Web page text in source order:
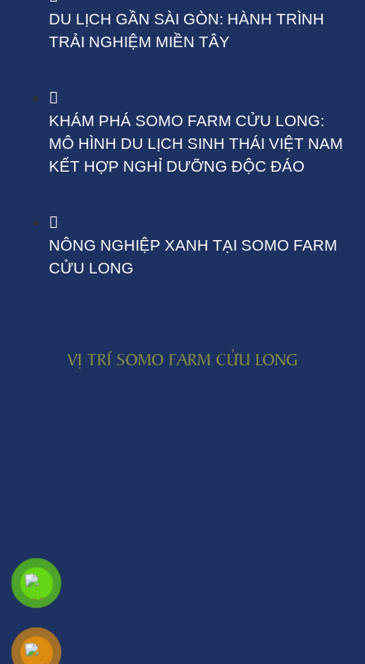
DU LỊCH GẦN SÀI GÒN: HÀNH TRÌNH
TRẢI NGHIỆM MIỀN TÂY
KHÁM PHÁ SOMO FARM CỬU LONG:
MÔ HÌNH DU LỊCH SINH THÁI VIỆT NAM
KẾT HỢP NGHỈ DƯỠNG ĐỘC ĐÁO
NÔNG NGHIỆP XANH TẠI SOMO FARM
CỬU LONG
VỊ TRÍ SOMO FARM CỬU LONG